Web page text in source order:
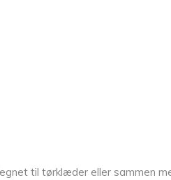
til tørklæder eller sammen